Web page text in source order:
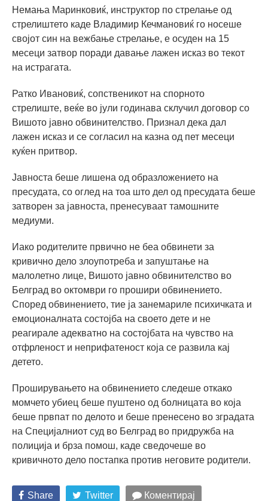
Немања Маринковиќ, инструктор по стрелање од
стрелиштето каде Владимир Кечмановиќ го носеше
својот син на вежбање стрелање, е осуден на 15
месеци затвор поради давање лажен исказ во текот
на истрагата.
Ратко Ивановиќ, сопственикот на спорното
стрелиште, веќе во јули годинава склучил договор со
Вишото јавно обвинителство. Признал дека дал
лажен исказ и се согласил на казна од пет месеци
куќен притвор.
Јавноста беше лишена од образложението на
пресудата, со оглед на тоа што дел од пресудата беше
затворен за јавноста, пренесуваат тамошните
медиуми.
Иако родителите првично не беа обвинети за
кривично дело злоупотреба и запуштање на
малолетно лице, Вишото јавно обвинителство во
Белград во октомври го прошири обвинението.
Според обвинението, тие ја занемариле психичката и
емоционалната состојба на своето дете и не
реагирале адекватно на состојбата на чувство на
отфрленост и неприфатеност која се развила кај
детето.
Проширувањето на обвинението следеше откако
момчето убиец беше пуштено од болницата во која
беше првпат по делото и беше пренесено во зградата
на Специјалниот суд во Белград во придружба на
полиција и брза помош, каде сведочеше во
кривичното дело постапка против неговите родители.
Share Twitter Коментирај